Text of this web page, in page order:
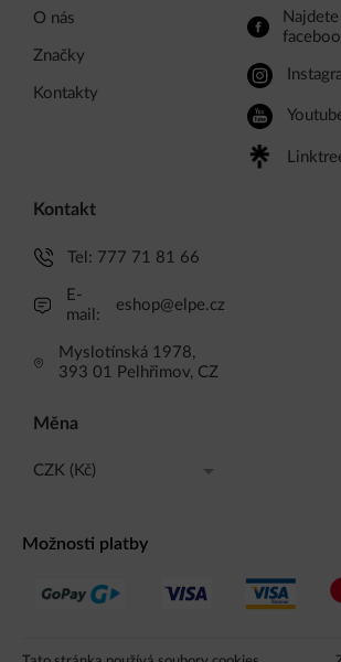
O nás
Značky
Kontakty
Kontakt
Tel: 777 71 81 66
E-
mail:
eshop@elpe.cz
Myslotínská 1978,
393 01 Pelhřimov, CZ
Měna
CZK (Kč)
EUR (EUR)
Možnosti platby